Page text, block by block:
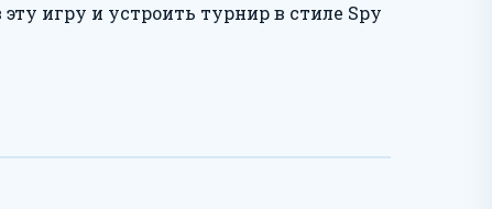
игру и устроить турнир в стиле Spy